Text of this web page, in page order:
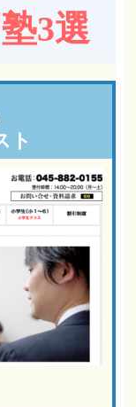
3選
ト